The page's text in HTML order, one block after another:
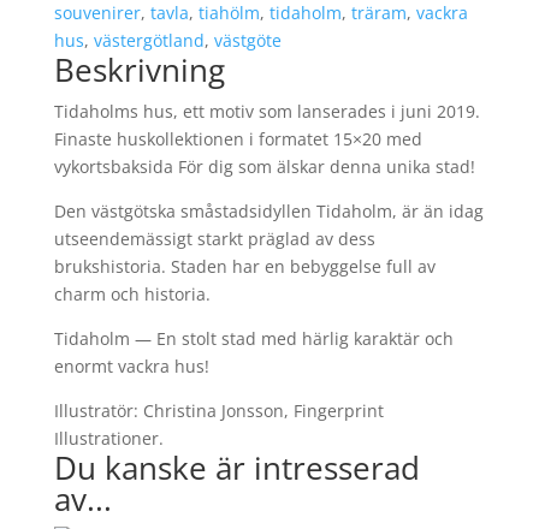
souvenirer, tavla, tiahölm, tidaholm, träram, vackra
hus, västergötland, västgöte
Beskrivning
Tidaholms hus, ett motiv som lanserades i juni 2019.
Finaste huskollektionen i formatet 15×20 med
vykortsbaksida För dig som älskar denna unika stad!
Den västgötska småstadsidyllen Tidaholm, är än idag
utseendemässigt starkt präglad av dess
brukshistoria. Staden har en bebyggelse full av
charm och historia.
Tidaholm — En stolt stad med härlig karaktär och
enormt vackra hus!
Illustratör: Christina Jonsson, Fingerprint
Illustrationer.
Du kanske är intresserad
av...